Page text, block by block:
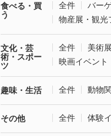
食べる・買
う
全件 バー
物産展・観光
文化・芸
術・スポー
ツ
全件 美術
映画イベント
趣味・生活 全件 動物
その他 全件 体験